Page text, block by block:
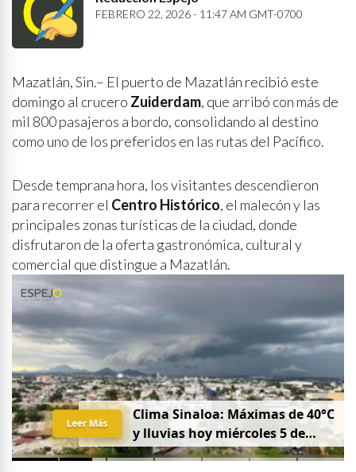
FEBRERO 22, 2026 - 11:47 AM GMT-0700
Mazatlán, Sin.– El puerto de Mazatlán recibió este
domingo al crucero Zuiderdam, que arribó con más de
mil 800 pasajeros a bordo, consolidando al destino
como uno de los preferidos en las rutas del Pacífico.
Desde temprana hora, los visitantes descendieron
para recorrer el Centro Histórico, el malecón y las
principales zonas turísticas de la ciudad, donde
disfrutaron de la oferta gastronómica, cultural y
comercial que distingue a Mazatlán.
Clima Sinaloa: Máximas de 40°C
y lluvias hoy miércoles 5 de
agosto
Leer Más